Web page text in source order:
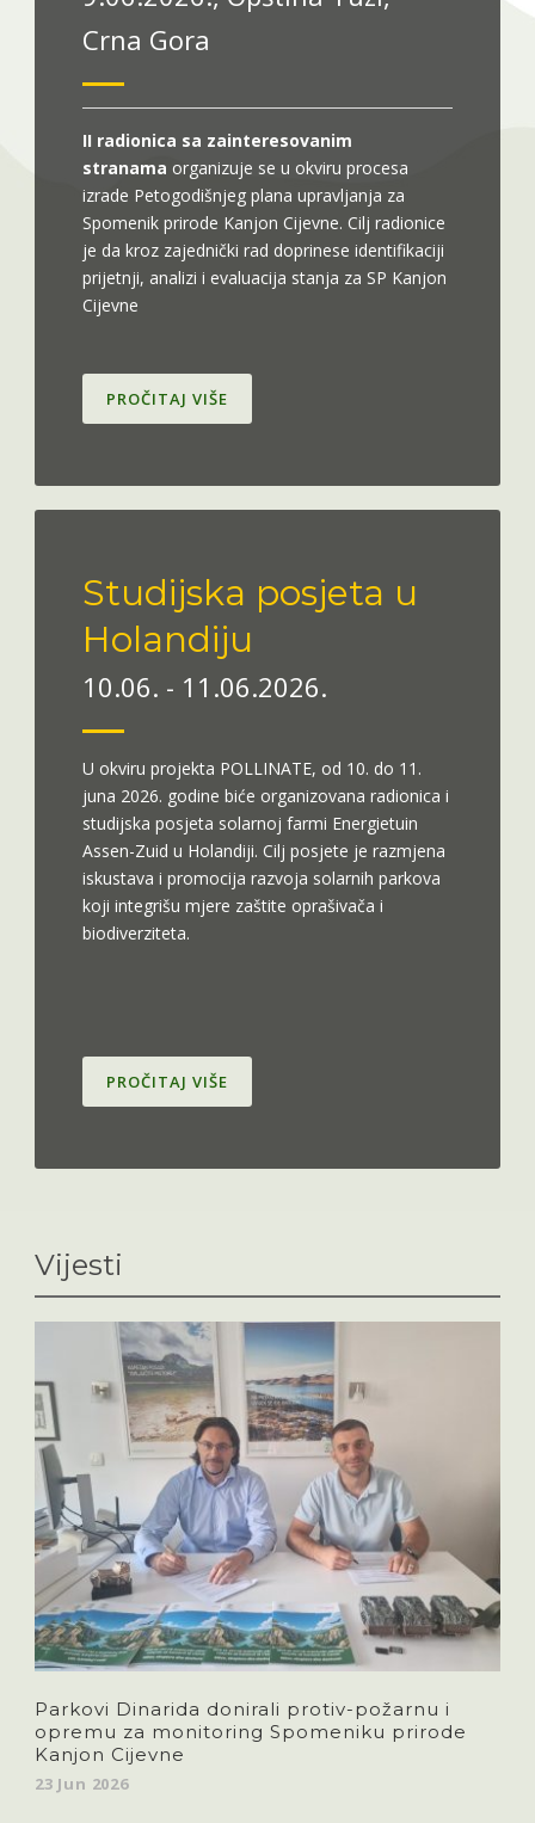
Crna Gora
II radionica sa zainteresovanim
stranama organizuje se u okviru procesa
izrade Petogodišnjeg plana upravljanja za
Spomenik prirode Kanjon Cijevne. Cilj radionice
je da kroz zajednički rad doprinese identifikaciji
prijetnji, analizi i evaluacija stanja za SP Kanjon
Cijevne
PROČITAJ VIŠE
Studijska posjeta u
Holandiju
10.06. - 11.06.2026.
U okviru projekta POLLINATE, od 10. do 11.
juna 2026. godine biće organizovana radionica i
studijska posjeta solarnoj farmi Energietuin
Assen-Zuid u Holandiji. Cilj posjete je razmjena
iskustava i promocija razvoja solarnih parkova
koji integrišu mjere zaštite oprašivača i
biodiverziteta.
PROČITAJ VIŠE
Vijesti
Parkovi Dinarida donirali protiv-požarnu i
opremu za monitoring Spomeniku prirode
Kanjon Cijevne
23 Jun 2026